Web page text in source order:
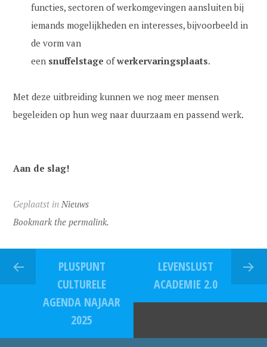
functies, sectoren of werkomgevingen aansluiten bij
iemands mogelijkheden en interesses, bijvoorbeeld in
de vorm van
een snuffelstage ofwerkervaringsplaats.
Met deze uitbreiding kunnen we nog meer mensen
begeleiden op hun weg naar duurzaam en passend werk.
Aan de slag!
Geplaatst in Nieuws
Bookmark the permalink.
PLUSPUNT
CULTURELE
AGENDA NAJAAR
2025
LEVENSLUST
ACADEMIE 2.0